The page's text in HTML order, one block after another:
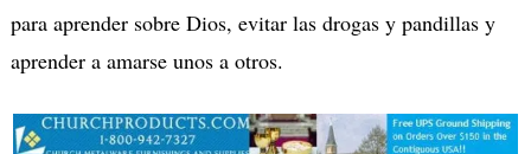
para aprender sobre Dios, evitar las drogas y pandillas y
aprender a amarse unos a otros.